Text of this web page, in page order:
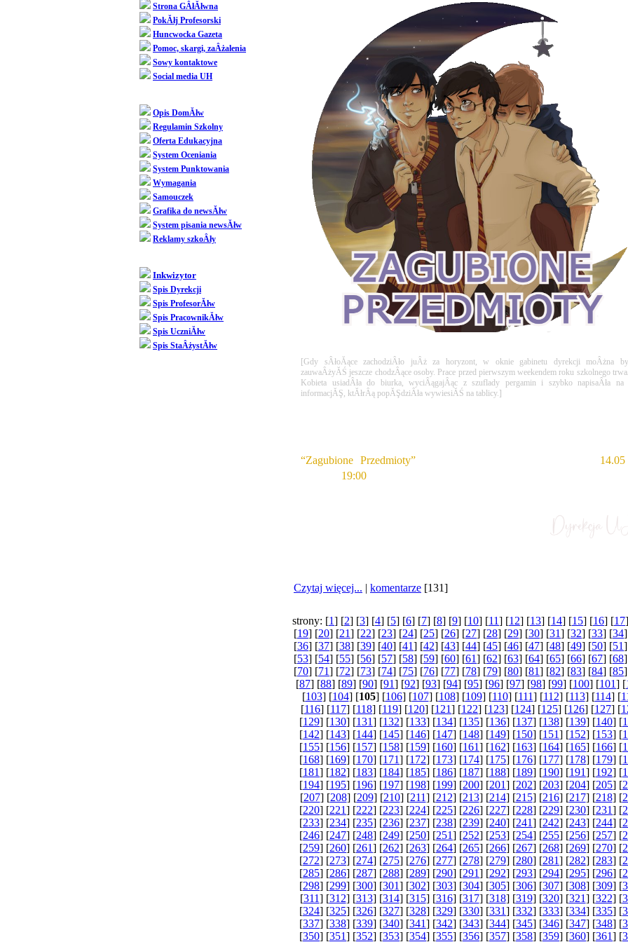
Strona GÂłĂłwna
PokĂłj Profesorski
Huncwocka Gazeta
Pomoc, skargi, zaÂżalenia
Sowy kontaktowe
Social media UH
Opis DomĂłw
Regulamin Szkolny
Oferta Edukacyjna
System Oceniania
System Punktowania
Wymagania
Samouczek
Grafika do newsĂłw
System pisania newsĂłw
Reklamy szkoÂły
Inkwizytor
Spis Dyrekcji
Spis ProfesorĂłw
Spis PracownikĂłw
Spis UczniĂłw
Spis StaÂżystĂłw
[Gdy sÂłoĂące zachodziÂło juÂż za horyzont, w oknie gabinetu dyrekcji moÂżna
zauwaÂżyĂŚ jeszcze chodzÂące osoby. Prace przed pierwszym weekendem roku szkolnego
Kobieta usiadÂła do biurka, wyciÂągajÂąc z szuflady pergamin i szybko napisaÂła na
informacjĂŞ, ktĂłrÂą popĂŞdziÂła wywiesiĂŚ na tablicy.]
“Zagubione Przedmioty”. OdbĂŞdzie siĂŞ ona w sobotĂŞ ( 14.05
19:00
Czytaj więcej... | komentarze [131]
strony: [1] [2] [3] [4] [5] [6] [7] [8] [9] [10] [11] [12] [13] [14] [15] [16] [17
[19] [20] [21] [22] [23] [24] [25] [26] [27] [28] [29] [30] [31] [32] [33] [34
[36] [37] [38] [39] [40] [41] [42] [43] [44] [45] [46] [47] [48] [49] [50] [51
[53] [54] [55] [56] [57] [58] [59] [60] [61] [62] [63] [64] [65] [66] [67] [68
[70] [71] [72] [73] [74] [75] [76] [77] [78] [79] [80] [81] [82] [83] [84] [85
[87] [88] [89] [90] [91] [92] [93] [94] [95] [96] [97] [98] [99] [100] [101] [
[103] [104] [105] [106] [107] [108] [109] [110] [111] [112] [113] [114] [
[116] [117] [118] [119] [120] [121] [122] [123] [124] [125] [126] [127] [
[129] [130] [131] [132] [133] [134] [135] [136] [137] [138] [139] [140] [
[142] [143] [144] [145] [146] [147] [148] [149] [150] [151] [152] [153] [
[155] [156] [157] [158] [159] [160] [161] [162] [163] [164] [165] [166] [
[168] [169] [170] [171] [172] [173] [174] [175] [176] [177] [178] [179] [
[181] [182] [183] [184] [185] [186] [187] [188] [189] [190] [191] [192] [
[194] [195] [196] [197] [198] [199] [200] [201] [202] [203] [204] [205] [
[207] [208] [209] [210] [211] [212] [213] [214] [215] [216] [217] [218] [
[220] [221] [222] [223] [224] [225] [226] [227] [228] [229] [230] [231] [
[233] [234] [235] [236] [237] [238] [239] [240] [241] [242] [243] [244] [
[246] [247] [248] [249] [250] [251] [252] [253] [254] [255] [256] [257] [
[259] [260] [261] [262] [263] [264] [265] [266] [267] [268] [269] [270] [
[272] [273] [274] [275] [276] [277] [278] [279] [280] [281] [282] [283] [
[285] [286] [287] [288] [289] [290] [291] [292] [293] [294] [295] [296] [
[298] [299] [300] [301] [302] [303] [304] [305] [306] [307] [308] [309] [
[311] [312] [313] [314] [315] [316] [317] [318] [319] [320] [321] [322] [
[324] [325] [326] [327] [328] [329] [330] [331] [332] [333] [334] [335] [
[337] [338] [339] [340] [341] [342] [343] [344] [345] [346] [347] [348] [
[350] [351] [352] [353] [354] [355] [356] [357] [358] [359] [360] [361] [